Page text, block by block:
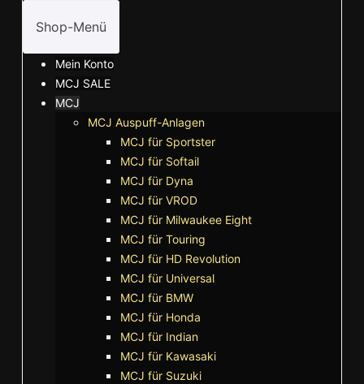
Shop-Menü
Mein Konto
MCJ SALE
MCJ
MCJ Auspuff-Anlagen
MCJ für Sportster
MCJ für Softail
MCJ für Dyna
MCJ für VROD
MCJ für Milwaukee Eight
MCJ für Touring
MCJ für HD Revolution
MCJ für Universal
MCJ für BMW
MCJ für Honda
MCJ für Indian
MCJ für Kawasaki
MCJ für Suzuki